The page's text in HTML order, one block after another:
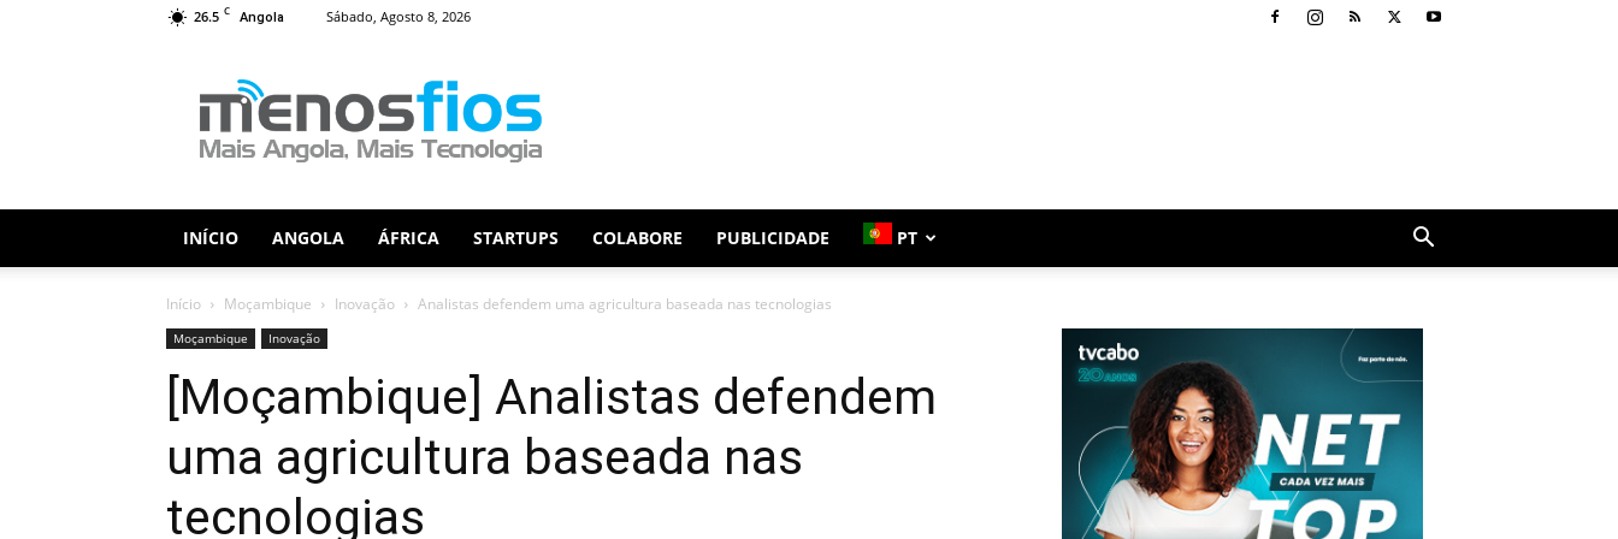
26.5 C Angola Sábado, Agosto 8, 2026
Fios
INÍCIO ANGOLA ÁFRICA STARTUPS COLABORE PUBLICIDADE PT
Início Moçambique Inovação Analistas defendem uma agricultura baseada nas tecnologias
Moçambique Inovação
[Moçambique] Analistas defendem
uma agricultura baseada nas
tecnologias